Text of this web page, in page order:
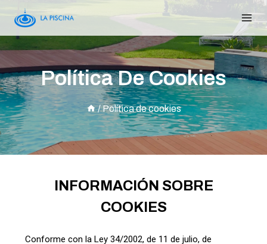
Política De Cookies
/Política de cookies
INFORMACIÓN SOBRE
COOKIES
Conforme con la Ley 34/2002, de 11 de julio, de